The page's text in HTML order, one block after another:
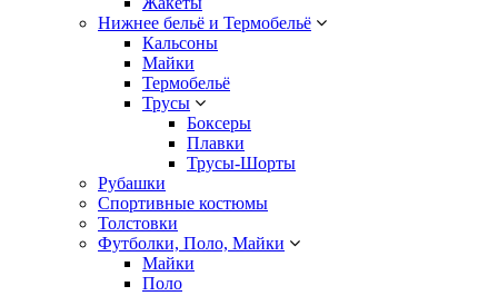
Нижнее бельё и Термобельё
Кальсоны
Майки
Термобельё
Трусы
Боксеры
Плавки
Трусы-Шорты
Рубашки
Спортивные костюмы
Толстовки
Футболки, Поло, Майки
Майки
Поло